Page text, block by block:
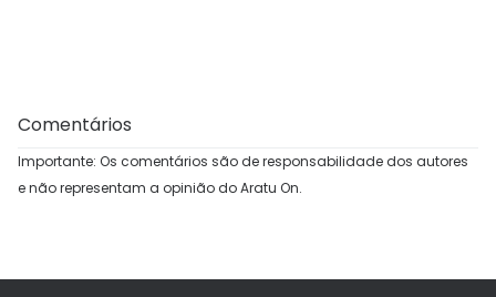
Comentários
Importante: Os comentários são de responsabilidade dos autores
e não representam a opinião do Aratu On.